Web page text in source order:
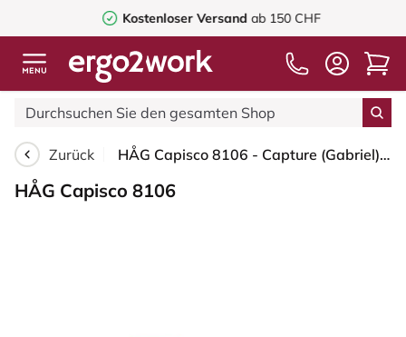
Kostenloser Versandab 150 CHF
Zurück HÅG Capisco 8106 - Capture (Gabriel) - Wolle / Polyamid - CPT6401 - Ochre - Weiß - 150mm (Sitzhöhe 40-55cm) - Weiche Rollen für harte Böden
HÅG Capisco 8106